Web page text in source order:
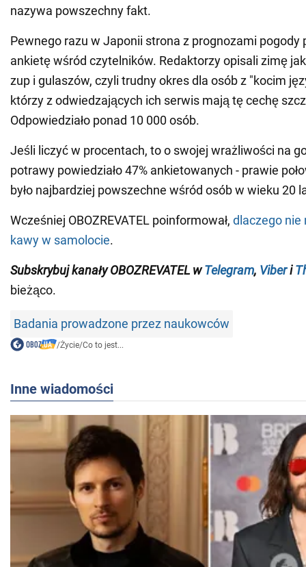
nazywa powszechny fakt.
Pewnego razu w Japonii strona z prognozami pogody
ankietę wśród czytelników. Redaktorzy opisali zimę
zup i gulaszów, czyli trudny okres dla osób z "kocim
którzy z odwiedzających ich serwis mają tę cechę
Odpowiedziało ponad 10 000 osób.
Jeśli liczyć w procentach, to o swojej wrażliwości na
potrawy powiedziało 47% ankietowanych - prawie
było najbardziej powszechne wśród osób w wieku 20
Wcześniej OBOZREVATEL poinformował, dlaczego nie
kawy w samolocie.
Subskrybuj kanały OBOZREVATEL w Telegram, Viberi
bieżąco.
Badania prowadzone przez naukowców
/Życie/Co to jest...
Inne wiadomości